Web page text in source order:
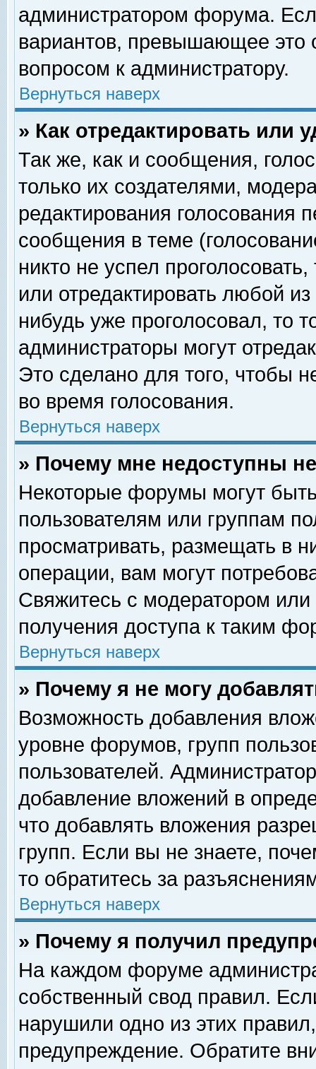
администратором форума.
вариантов, превышающее это
вопросом к администратору.
Вернуться наверх
» Как отредактировать или
Так же, как и сообщения,
только их создателями,
редактирования голосования
сообщения в теме
никто не успел
или отредактировать любой
нибудь уже проголосовал, то
администраторы могут
Это сделано для того, чтобы
во время голосования.
Вернуться наверх
» Почему мне недоступны
Некоторые форумы могут
пользователям или группам
просматривать, размещать в
операции, вам могут
Свяжитесь с модератором
получения доступа к таким
Вернуться наверх
» Почему я не могу
Возможность добавления
уровне форумов, групп
пользователей.
добавление вложений в
что добавлять вложения
групп. Если вы не знаете,
то обратитесь за
Вернуться наверх
» Почему я получил
На каждом форуме
собственный свод правил.
нарушили одно из этих
предупреждение. Обратите